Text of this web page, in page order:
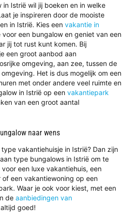
Istrië wil jij boeken en in welke
je inspireren door de mooiste
in Istrië. Kies een vakantie in
voor een bungalow en geniet van een
jij tot rust kunt komen. Bij
een groot aanbod aan
omgeving, aan zee, tussen de
Het is dus mogelijk om een
met onder andere veel ruimte en
in Istrië op een vakantiepark
van een groot aantal
naar wens
vakantiehuisje in Istrië? Dan zijn
type bungalows in Istrië om te
een luxe vakantiehuis, een
een vakantiewoning op een
Waar je ook voor kiest, met een
de aanbiedingen van
goed!